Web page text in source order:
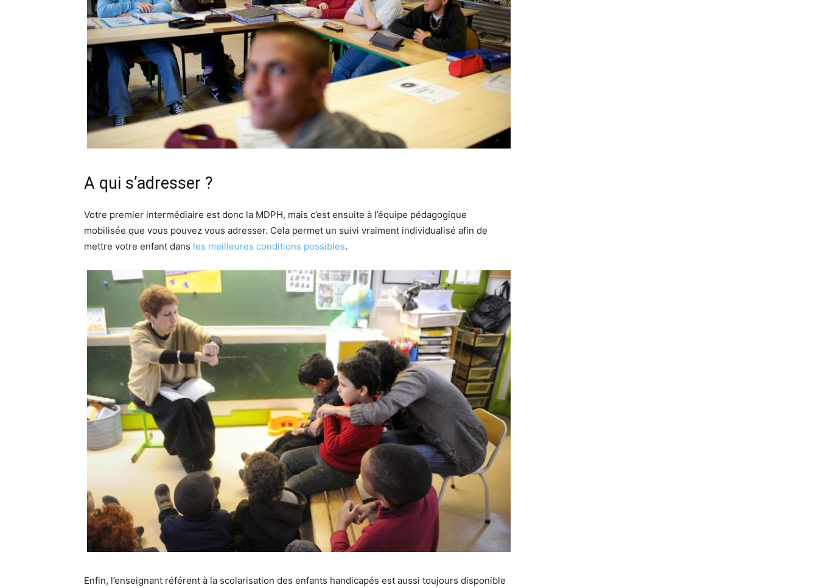
A qui s’adresser ?
Votre premier intermédiaire est donc la MDPH, mais c’est ensuite à l’équipe pédagogique
mobilisée que vous pouvez vous adresser. Cela permet un suivi vraiment individualisé afin de
mettre votre enfant dans les meilleures conditions possibles.
Enfin, l’enseignant référent à la scolarisation des enfants handicapés est aussi toujours disponible